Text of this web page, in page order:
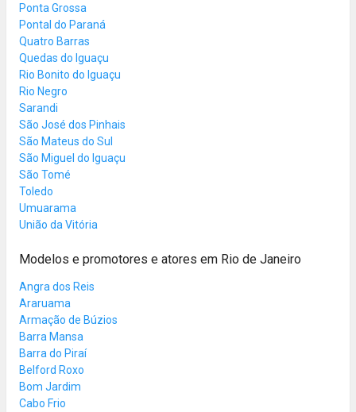
Ponta Grossa
Pontal do Paraná
Quatro Barras
Quedas do Iguaçu
Rio Bonito do Iguaçu
Rio Negro
Sarandi
São José dos Pinhais
São Mateus do Sul
São Miguel do Iguaçu
São Tomé
Toledo
Umuarama
União da Vitória
Modelos e promotores e atores em Rio de Janeiro
Angra dos Reis
Araruama
Armação de Búzios
Barra Mansa
Barra do Piraí
Belford Roxo
Bom Jardim
Cabo Frio